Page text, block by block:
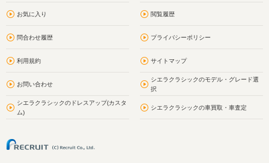
お気に入り 閲覧履歴
問合わせ履歴 プライバシーポリシー
利用規約 サイトマップ
お問い合わせ
シエラクラシックのモデル・グレード選
択
シエラクラシックのドレスアップ(カスタ
ム)
シエラクラシックの車買取・車査定